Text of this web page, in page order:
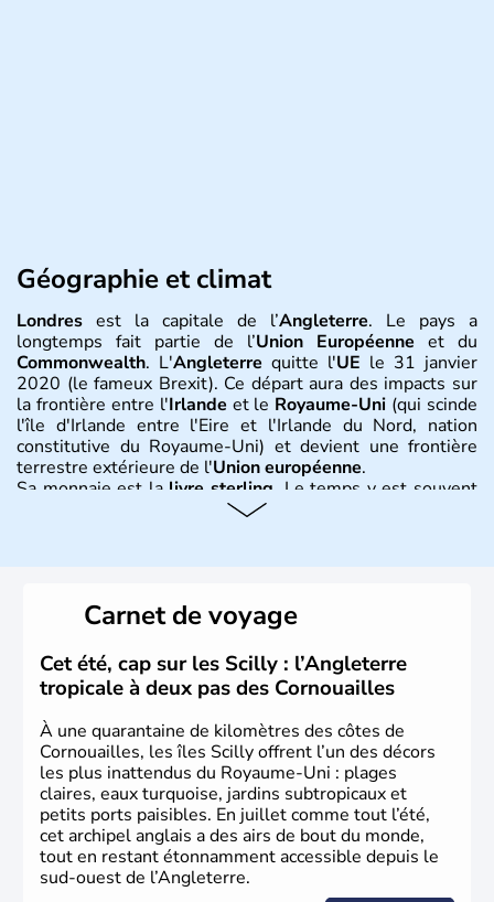
Géographie et climat
Londres est la capitale de l’Angleterre. Le pays a
longtemps fait partie de l’Union Européenne et du
Commonwealth. L'Angleterre quitte l'UE le 31 janvier
2020 (le fameux Brexit). Ce départ aura des impacts sur
la frontière entre l'Irlande et le Royaume-Uni (qui scinde
l'île d'Irlande entre l'Eire et l'Irlande du Nord, nation
constitutive du Royaume-Uni) et devient une frontière
terrestre extérieure de l'Union européenne.
Sa monnaie est lalivre sterling . Le temps y est souvent
instable avec de nombreuses précipitations : il s’agit d’un
Histoire et administration
L'Angleterre est l’une des quatre nations constitutives du
Royaume-Uni. Elle est peuplée de plus de 50 millions
d’habitants, les Anglais, et constitue à elle seule, près de
84% de la population de l’ensemble. Le pays s’est créé au
Xème siècle et tient son nom desAngles
germanique installé sur ces terres. Première démocratie
parlementaire au monde, elle doit son développement à
l’essor industriel du XIXème siècle.
Carnet de voyage
Cet été, cap sur les Scilly : l’Angleterre
tropicale à deux pas des Cornouailles
À une quarantaine de kilomètres des côtes de
Cornouailles, les îles Scilly offrent l’un des décors
les plus inattendus du Royaume-Uni : plages
claires, eaux turquoise, jardins subtropicaux et
petits ports paisibles. En juillet comme tout l’été,
cet archipel anglais a des airs de bout du monde,
tout en restant étonnamment accessible depuis le
sud-ouest de l’Angleterre.